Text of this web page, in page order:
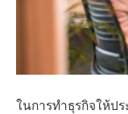
ในการทำธุรกิจให้ป